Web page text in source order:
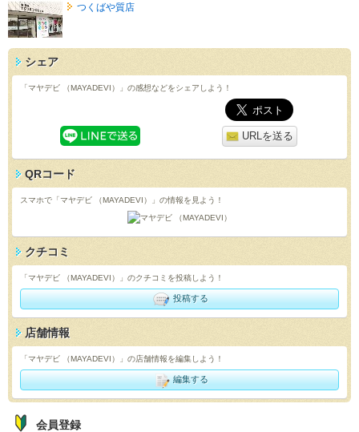
つくばや質店
シェア
「マヤデビ （MAYADEVI）」の感想などをシェアしよう！
URLを送る
QRコード
スマホで「マヤデビ （MAYADEVI）」の情報を見よう！
クチコミ
「マヤデビ （MAYADEVI）」のクチコミを投稿しよう！
投稿する
店舗情報
「マヤデビ （MAYADEVI）」の店舗情報を編集しよう！
編集する
会員登録